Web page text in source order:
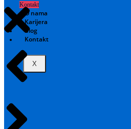
Kontakt
O nama
Karijera
Blog
Kontakt
X